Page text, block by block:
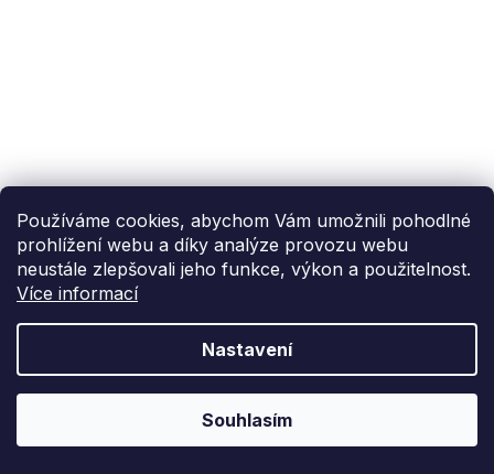
Používáme cookies, abychom Vám umožnili pohodlné
prohlížení webu a díky analýze provozu webu
neustále zlepšovali jeho funkce, výkon a použitelnost.
Více informací
Nastavení
Souhlasím